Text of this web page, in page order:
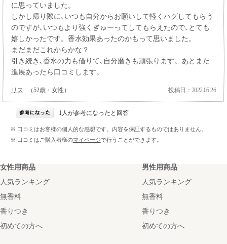
に思っていました。
しかし帰り際に､いつも自分からお願いして軽くハグしてもらう
のですが､いつもより強くぎゅーってしてもらえたので､とても
嬉しかったです。香水効果あったのかもって思いました。
まだまだこれからかな？
引き続き､香水の力も借りて､自分磨きも頑張ります。あとまた
進展あったら口コミします。
リス （52歳・女性） 投稿日：2022.05.26
1人が参考になったと回答
※ 口コミはお客様の個人的な感想です。内容を保証するものではありません。
※ 口コミはご購入者様のマイページで行うことができます。
女性用商品
人気ランキング
無香料
香りつき
初めての方へ
男性用商品
人気ランキング
無香料
香りつき
初めての方へ